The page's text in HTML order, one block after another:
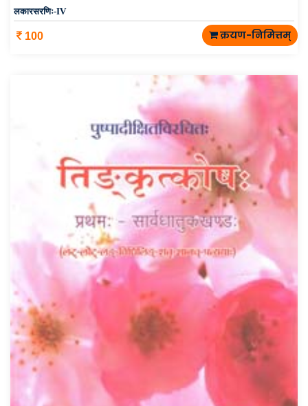
लकारसरणिः-IV
100 क्रयण-निमित्तम्